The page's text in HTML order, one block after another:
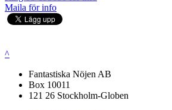
Maila för info
^
Fantastiska Nöjen AB
Box 10011
121 26 Stockholm-Globen